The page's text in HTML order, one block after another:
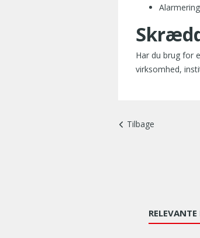
Alarmering
Har du brug for
virksomhed,
Tilbage